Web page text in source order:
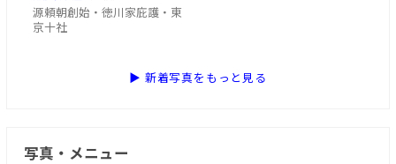
源頼朝創始・徳川家庇護・東
京十社
▶ 新着写真をもっと見る
写真・メニュー